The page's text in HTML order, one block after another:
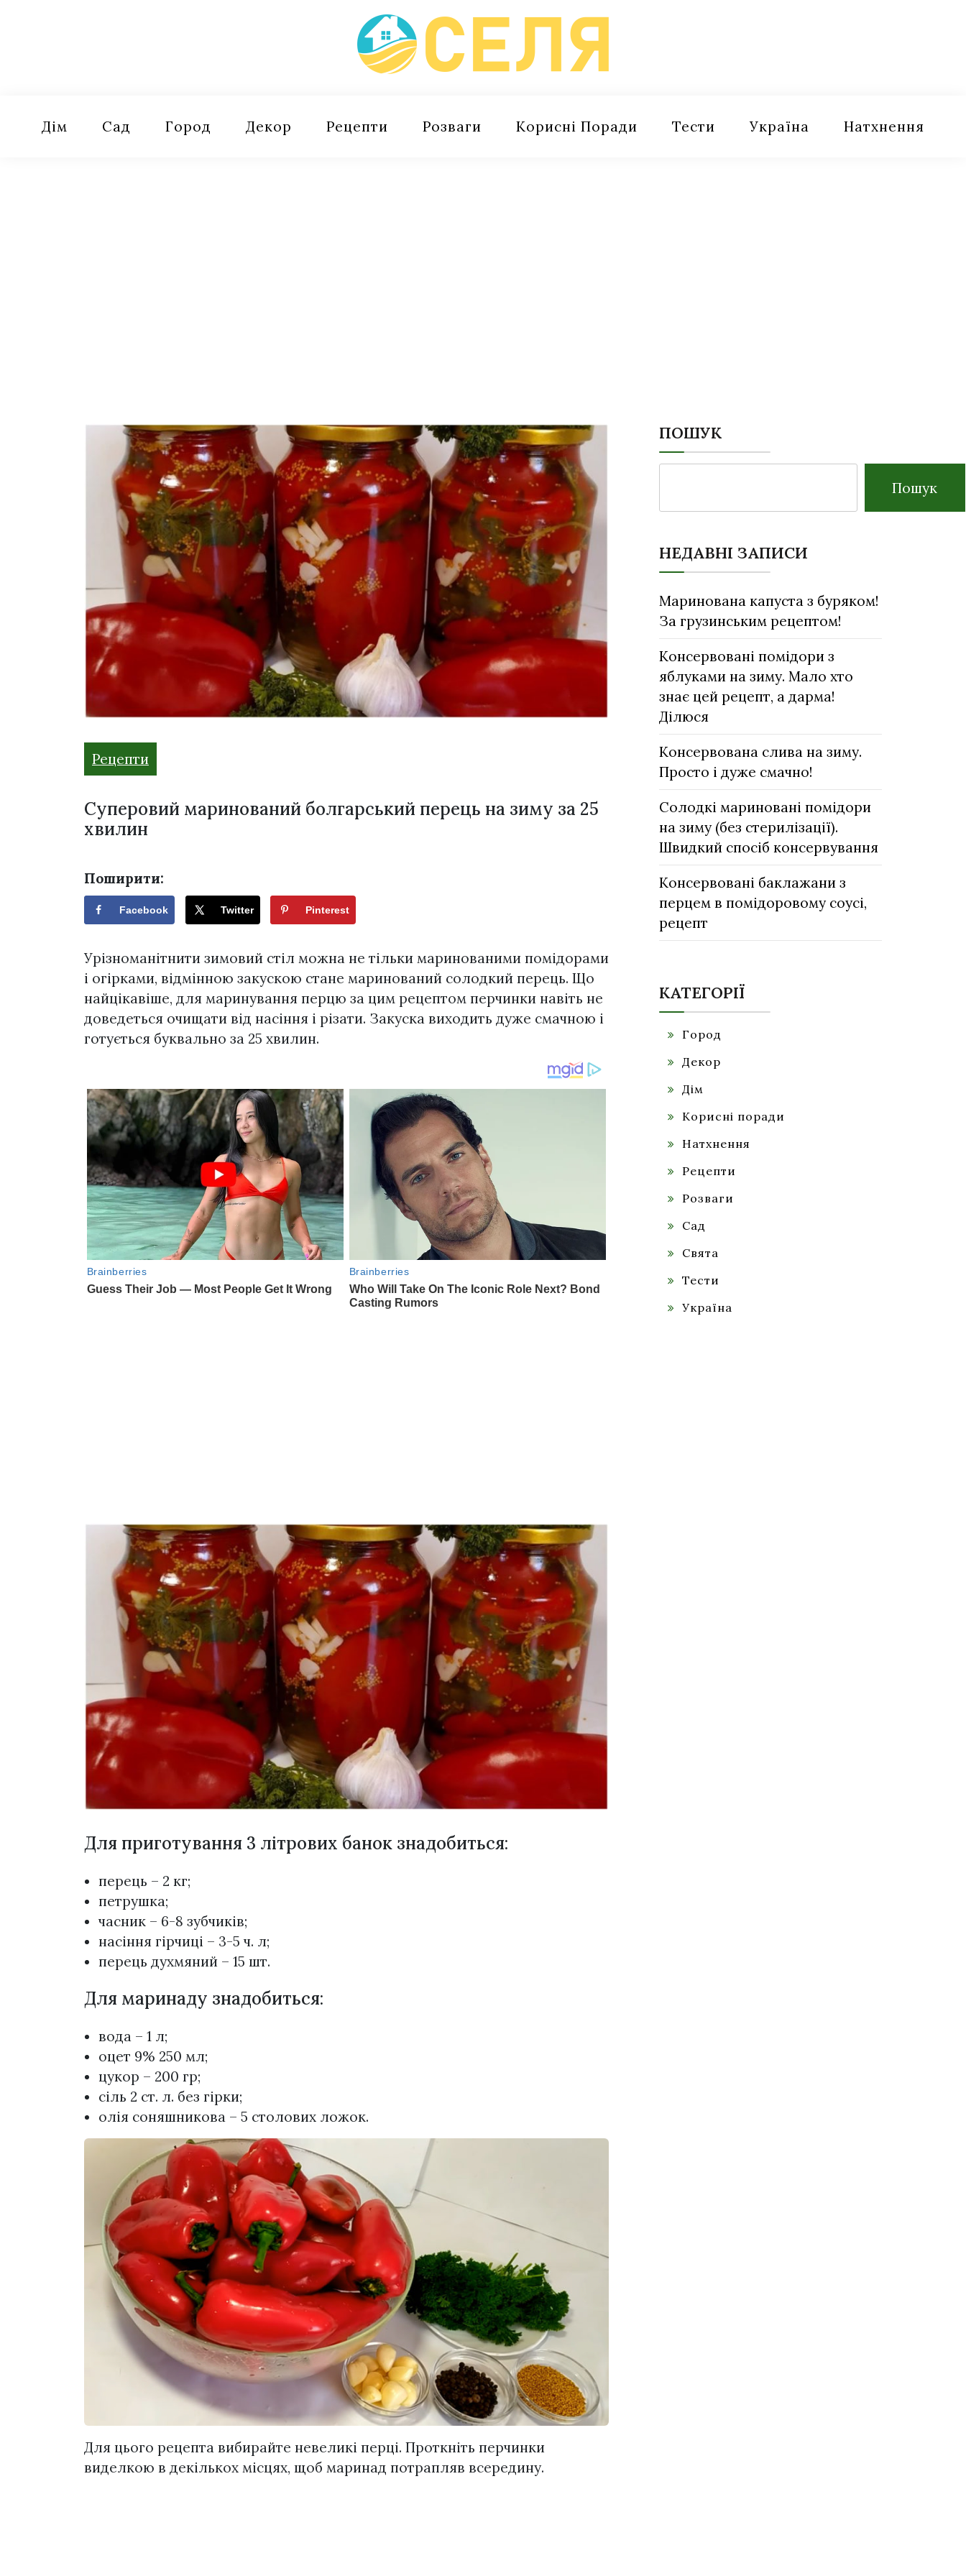
Дім Сад Город Декор Рецепти Розваги Корисні Поради Тести Україна Натхнення
Рецепти
Суперовий маринований болгарський перець на зиму за 25
хвилин
Поширити:
Facebook Twitter Pinterest
Урізноманітнити зимовий стіл можна не тільки маринованими помідорами
і огірками, відмінною закускою стане маринований солодкий перець. Що
найцікавіше, для маринування перцю за цим рецептом перчинки навіть не
доведеться очищати від насіння і різати. Закуска виходить дуже смачною і
готується буквально за 25 хвилин.
Для приготування 3 літрових банок знадобиться:
перець – 2 кг;
петрушка;
часник – 6-8 зубчиків;
насіння гірчиці – 3-5 ч. л;
перець духмяний – 15 шт.
Для маринаду знадобиться:
вода – 1 л;
оцет 9% 250 мл;
цукор – 200 гр;
сіль 2 ст. л. без гірки;
олія соняшникова – 5 столових ложок.
Для цього рецепта вибирайте невеликі перці. Проткніть перчинки
виделкою в декількох місцях, щоб маринад потрапляв всередину.
ПОШУК
Пошук
НЕДАВНІ ЗАПИСИ
Маринована капуста з буряком!
За грузинським рецептом!
Консервовані помідори з
яблуками на зиму. Мало хто
знає цей рецепт, а дарма!
Ділюся
Консервована слива на зиму.
Просто і дуже смачно!
Солодкі мариновані помідори
на зиму (без стерилізації).
Швидкий спосіб консервування
Консервовані баклажани з
перцем в помідоровому соусі,
рецепт
КАТЕГОРІЇ
Город
Декор
Дім
Корисні поради
Натхнення
Рецепти
Розваги
Сад
Свята
Тести
Україна